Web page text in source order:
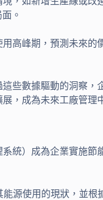
。
高峰期，預測未來的
些數據驅動的洞察，
，成為未來工廠管理
統）成為企業實施節
源使用的現狀，並根